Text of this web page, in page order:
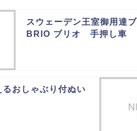
スウェーデン王室御用達
BRIO ブリオ 手押し車
るおしゃぶり付ぬい